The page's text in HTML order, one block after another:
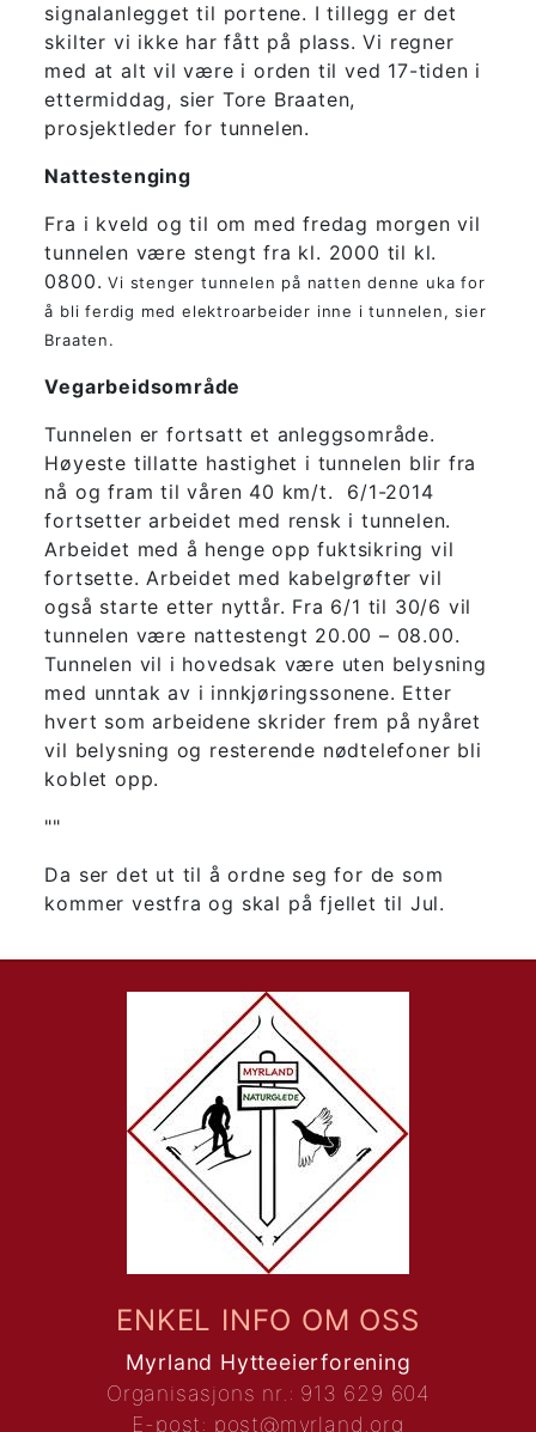
signalanlegget til portene. I tillegg er det
skilter vi ikke har fått på plass. Vi regner
med at alt vil være i orden til ved 17-tiden i
ettermiddag, sier Tore Braaten,
prosjektleder for tunnelen.
Nattestenging
Fra i kveld og til om med fredag morgen vil
tunnelen være stengt fra kl. 2000 til kl.
0800. Vi stenger tunnelen på natten denne uka for
å bli ferdig med elektroarbeider inne i tunnelen, sier
Braaten.
Vegarbeidsområde
Tunnelen er fortsatt et anleggsområde.
Høyeste tillatte hastighet i tunnelen blir fra
nå og fram til våren 40 km/t. 6/1-2014
fortsetter arbeidet med rensk i tunnelen.
Arbeidet med å henge opp fuktsikring vil
fortsette. Arbeidet med kabelgrøfter vil
også starte etter nyttår. Fra 6/1 til 30/6 vil
tunnelen være nattestengt 20.00 – 08.00.
Tunnelen vil i hovedsak være uten belysning
med unntak av i innkjøringssonene. Etter
hvert som arbeidene skrider frem på nyåret
vil belysning og resterende nødtelefoner bli
koblet opp.
""
Da ser det ut til å ordne seg for de som
kommer vestfra og skal på fjellet til Jul.
ENKEL INFO OM OSS
Myrland Hytteeierforening
Organisasjons nr.: 913 629 604
E-post: post@myrland.org